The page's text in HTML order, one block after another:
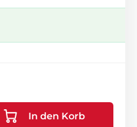
In den Korb